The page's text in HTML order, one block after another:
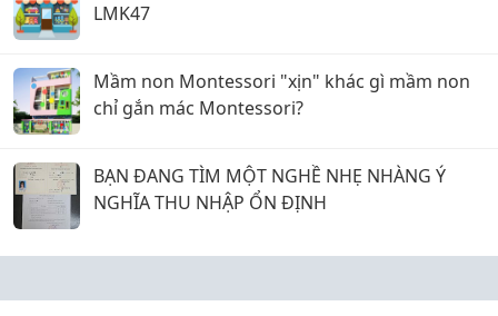
LMK47
Mầm non Montessori "xịn" khác gì mầm non
chỉ gắn mác Montessori?
BẠN ĐANG TÌM MỘT NGHỀ NHẸ NHÀNG Ý
NGHĨA THU NHẬP ỔN ĐỊNH